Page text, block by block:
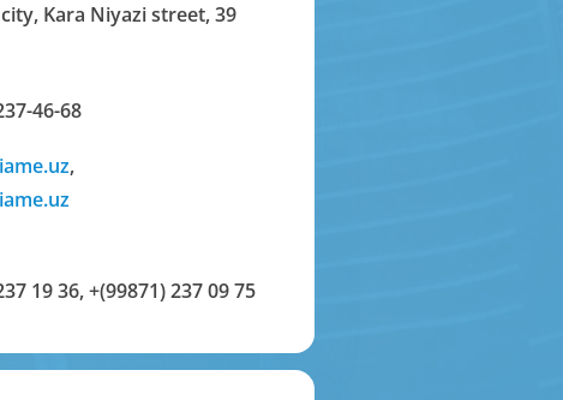
Kara Niyazi street, 39
46-68
,
19 36,+(99871) 237 09 75